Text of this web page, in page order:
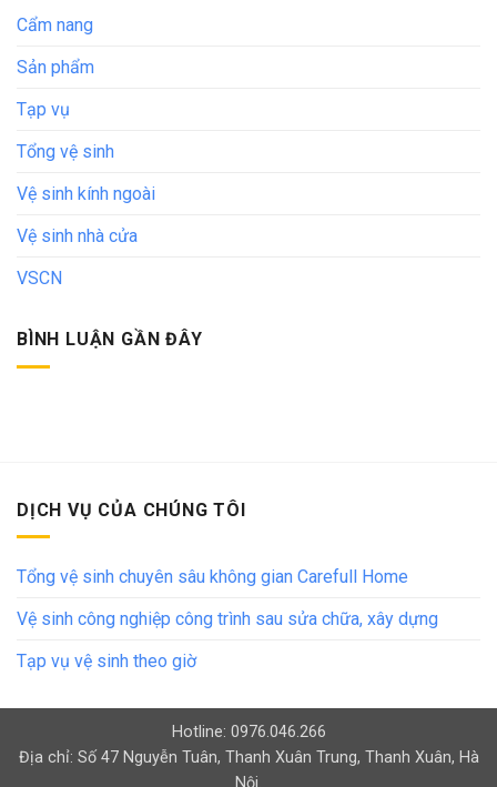
Cẩm nang
Sản phẩm
Tạp vụ
Tổng vệ sinh
Vệ sinh kính ngoài
Vệ sinh nhà cửa
VSCN
BÌNH LUẬN GẦN ĐÂY
DỊCH VỤ CỦA CHÚNG TÔI
Tổng vệ sinh chuyên sâu không gian Carefull Home
Vệ sinh công nghiệp công trình sau sửa chữa, xây dựng
Tạp vụ vệ sinh theo giờ
Hotline: 0976.046.266
Địa chỉ: Số 47 Nguyễn Tuân, Thanh Xuân Trung, Thanh Xuân, Hà